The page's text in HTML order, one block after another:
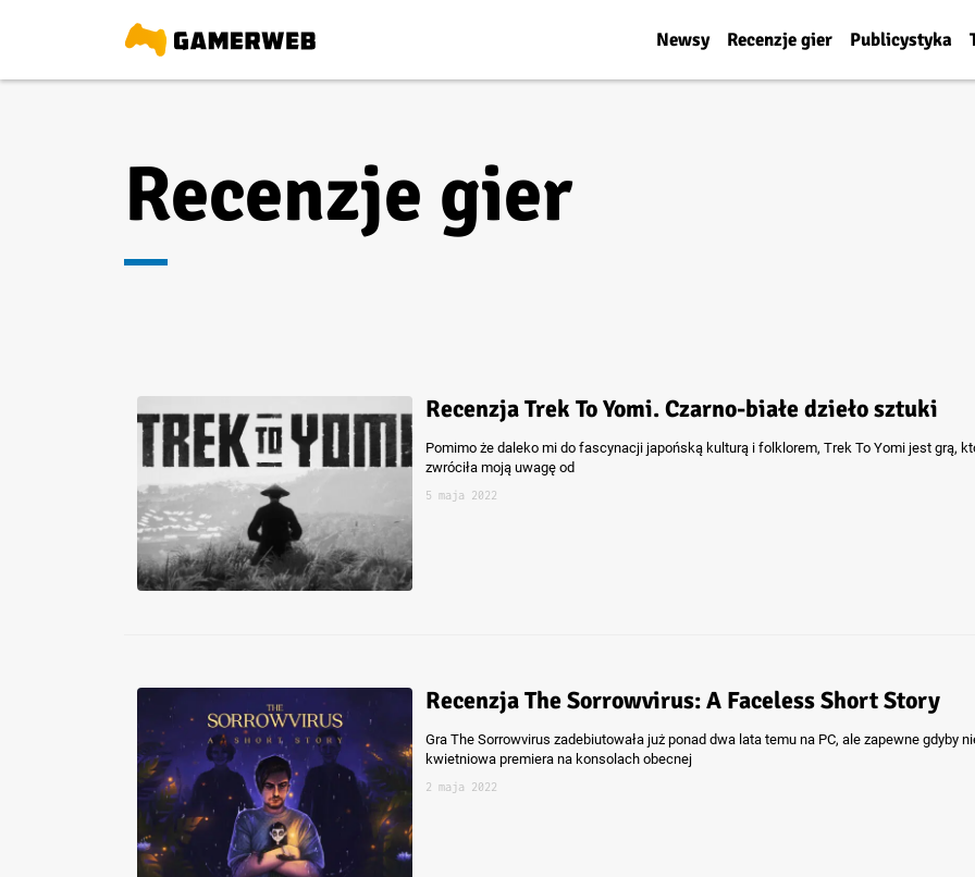
Newsy Recenzje gier Publicystyka
Recenzje gier
Recenzja Trek To Yomi. Czarno-białe dzieło sztuki
Pomimo że daleko mi do fascynacji japońską kulturą i folklorem, Trek To Yomi jest grą,
zwróciła moją uwagę od
5 maja 2022
Recenzja The Sorrowvirus: A Faceless Short Story
Gra The Sorrowvirus zadebiutowała już ponad dwa lata temu na PC, ale zapewne gdyby
kwietniowa premiera na konsolach obecnej
2 maja 2022